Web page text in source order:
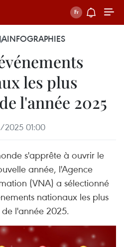
INFOGRAPHIES
les plus
l'année 2025
2025 01:00
s'apprête à ouvrir le
année, l'Agence
(VNA) a sélectionné
nationaux les plus
l'année 2025.